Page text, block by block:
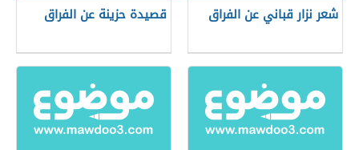
شعر نزار قباني عن الفراق قصيدة حزينة عن الفراق